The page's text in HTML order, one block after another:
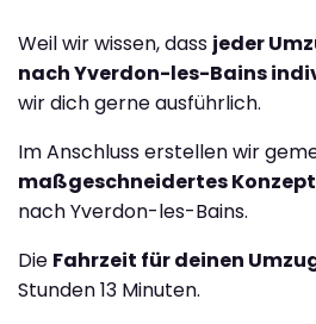
Weil wir wissen, dass jeder
nach Yverdon-les-Bains
wir dich gerne ausführlich.
Im Anschluss erstellen wir
maßgeschneidertes Konzept
nach Yverdon-les-Bains.
Die Fahrzeit für deinen
Stunden 13 Minuten.